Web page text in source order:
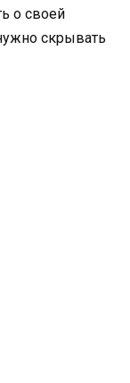
о своей
скрывать